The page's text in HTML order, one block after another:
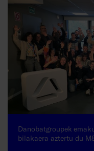
Danobatgroupek
bilakaera aztertu du